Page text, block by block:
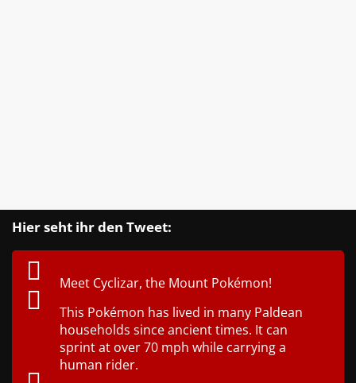
Hier seht ihr den Tweet:
Meet Cyclizar, the Mount Pokémon!
This Pokémon has lived in many Paldean
households since ancient times. It can
sprint at over 70 mph while carrying a
human rider.